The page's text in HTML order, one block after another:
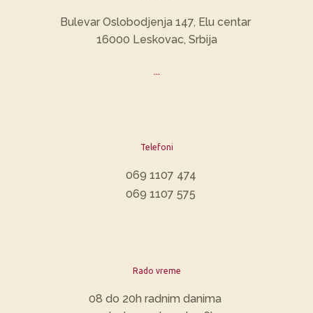
​Bulevar Oslobodjenja 147, Elu centar
16000 Leskovac, Srbija
...
Telefoni
069 1107 474
069 1107 575
Rado vreme
​08 do 20h radnim danima